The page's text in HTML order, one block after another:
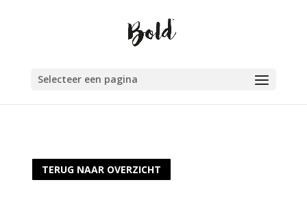
Selecteer een pagina
TERUG NAAR OVERZICHT